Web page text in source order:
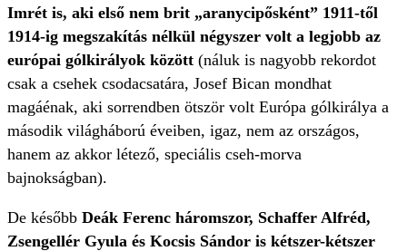
Imrét is, aki első nem brit „aranycipősként” 1911-től
1914-ig megszakítás nélkül négyszer volt a legjobb az
európai gólkirályok között (náluk is nagyobb rekordot
csak a csehek csodacsatára, Josef Bican mondhat
magáénak, aki sorrendben ötször volt Európa gólkirálya a
második világháború éveiben, igaz, nem az országos,
hanem az akkor létező, speciális cseh-morva
bajnokságban).
De később Deák Ferenc háromszor, Schaffer Alfréd,
Zsengellér Gyula és Kocsis Sándor is kétszer-kétszer